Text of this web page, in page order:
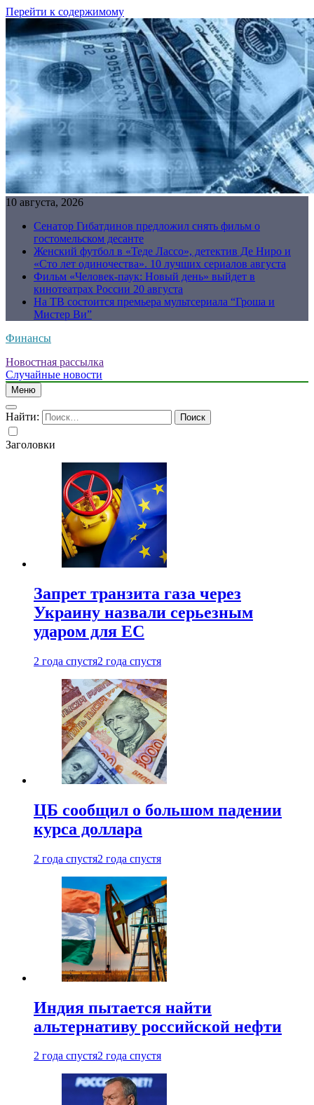
Перейти к содержимому
10 августа, 2026
Сенатор Гибатдинов предложил снять фильм о
гостомельском десанте
Женский футбол в «Теде Лассо», детектив Де Ниро и
«Сто лет одиночества». 10 лучших сериалов августа
Фильм «Человек-паук: Новый день» выйдет в
кинотеатрах России 20 августа
На ТВ состоится премьера мультсериала “Гроша и
Мистер Ви”
Финансы
Новостная рассылка
Случайные новости
Меню
Найти:
Заголовки
Запрет транзита газа через
Украину назвали серьезным
ударом для ЕС
2 года спустя2 года спустя
ЦБ сообщил о большом падении
курса доллара
2 года спустя2 года спустя
Индия пытается найти
альтернативу российской нефти
2 года спустя2 года спустя